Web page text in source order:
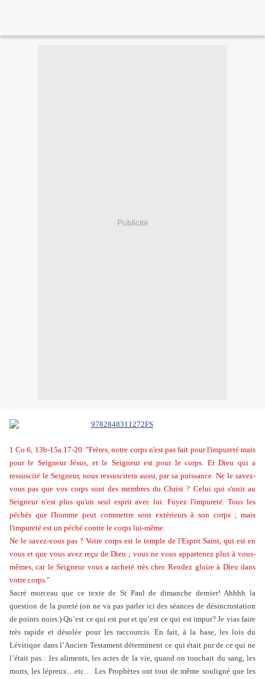
Publicité
1 Co 6, 13b-15a.17-20 "Frères, notre corps n'est pas fait pour l'impureté mais
pour le Seigneur Jésus, et le Seigneur est pour le corps. Et Dieu qui a
ressuscité le Seigneur, nous ressuscitera aussi, par sa puissance. Ne le savez-
vous pas que vos corps sont des membres du Christ ? Celui qui s'unit au
Seigneur n'est plus qu'un seul esprit avec lui. Fuyez l'impureté. Tous les
péchés que l'homme peut commettre sont extérieurs à son corps ; mais
l'impureté est un péché contre le corps lui-même.
Ne le savez-vous pas ? Votre corps est le temple de l'Esprit Saint, qui est en
vous et que vous avez reçu de Dieu ; vous ne vous appartenez plus à vous-
mêmes, car le Seigneur vous a racheté très cher.Rendez gloire à Dieu dans
votre corps."
Sacré morceau que ce texte de St Paul de dimanche dernier! Ahhhh la
question de la pureté (on ne va pas parler ici des séances de désincrustation
de points noirs.) Qu’est ce qui est pur et qu’est ce qui est impur? Je vias faire
très rapide et désolée pour les raccourcis. En fait, à la base, les lois du
Lévitique dans l’Ancien Testament déterminent ce qui était pur de ce qui ne
l’était pas : les aliments, les actes de la vie, quand on touchait du sang, les
morts, les lépreux…etc… Les Prophètes ont tout de même souligné que les